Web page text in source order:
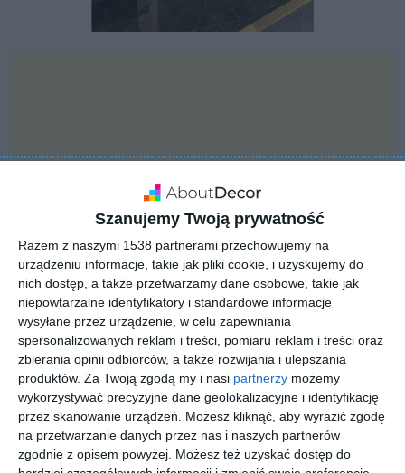
Szanujemy Twoją prywatność
Razem z naszymi 1538 partnerami przechowujemy na
urządzeniu informacje, takie jak pliki cookie, i uzyskujemy do
nich dostęp, a także przetwarzamy dane osobowe, takie jak
niepowtarzalne identyfikatory i standardowe informacje
wysyłane przez urządzenie, w celu zapewniania
spersonalizowanych reklam i treści, pomiaru reklam i treści oraz
zbierania opinii odbiorców, a także rozwijania i ulepszania
produktów. Za Twoją zgodą my i nasi partnerzy możemy
wykorzystywać precyzyjne dane geolokalizacyjne i identyfikację
przez skanowanie urządzeń. Możesz kliknąć, aby wyrazić zgodę
na przetwarzanie danych przez nas i naszych partnerów
zgodnie z opisem powyżej. Możesz też uzyskać dostęp do
INSPIRACJA
Stół z granatowym
frontem w jadalni
Rozkładany stół z granatowym frontem w jadalni.